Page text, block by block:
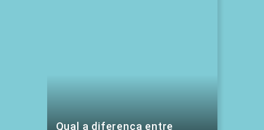
Qual a diferença entre